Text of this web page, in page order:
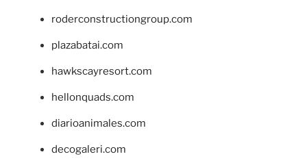
roderconstructiongroup.com
plazabatai.com
hawkscayresort.com
hellonquads.com
diarioanimales.com
decogaleri.com